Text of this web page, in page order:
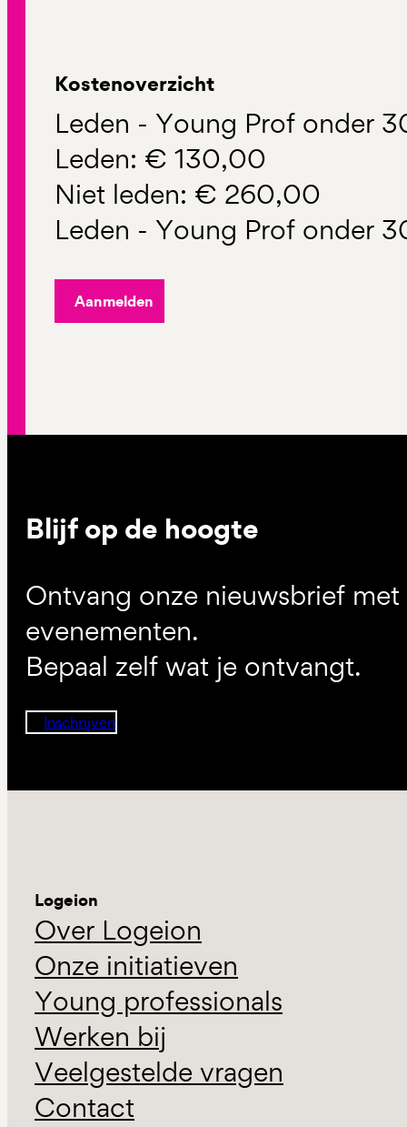
Kostenoverzicht
Leden - Young Prof onder
Leden: € 130,00
Niet leden: € 260,00
Leden - Young Prof onder
Aanmelden
Blijf op de hoogte
Ontvang onze nieuwsbrief
evenementen.
Bepaal zelf wat je ontvangt.
Inschrijven
Logeion
Over Logeion
Onze initiatieven
Young professionals
Werken bij
Veelgestelde vragen
Contact